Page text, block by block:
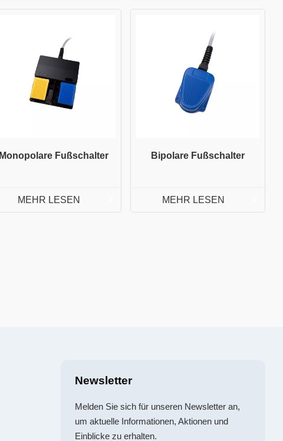
Monopolare Fußschalter
MEHR LESEN
Bipolare Fußschalter
MEHR LESEN
Newsletter
Melden Sie sich für unseren Newsletter an,
um aktuelle Informationen, Aktionen und
Einblicke zu erhalten.